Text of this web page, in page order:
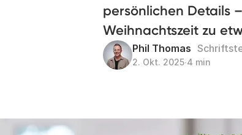
persönlichen Details
Weihnachtszeit zu
Phil Thomas
2. Okt. 2025∙4 min